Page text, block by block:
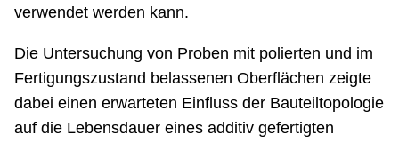
verwendet werden kann.
Die Untersuchung von Proben mit polierten und im
Fertigungszustand belassenen Oberflächen zeigte
dabei einen erwarteten Einfluss der Bauteiltopologie
auf die Lebensdauer eines additiv gefertigten